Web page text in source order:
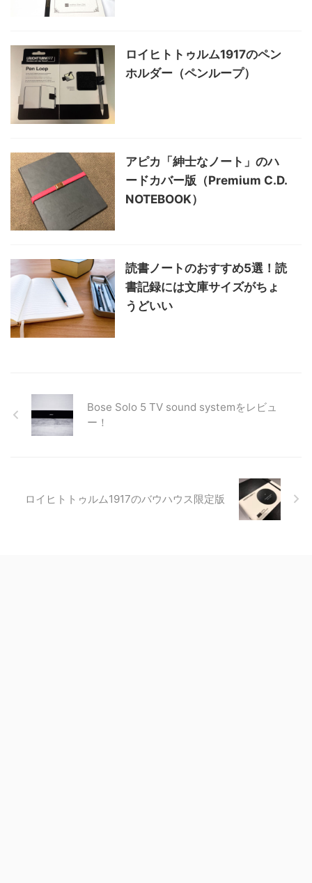
ロイヒトトゥルム1917のペン
ホルダー（ペンループ）
アピカ「紳士なノート」のハ
ードカバー版（Premium C.D.
NOTEBOOK）
読書ノートのおすすめ5選！読
書記録には文庫サイズがちょ
うどいい
Bose Solo 5 TV sound systemをレビュ
ー！
ロイヒトトゥルム1917のバウハウス限定版